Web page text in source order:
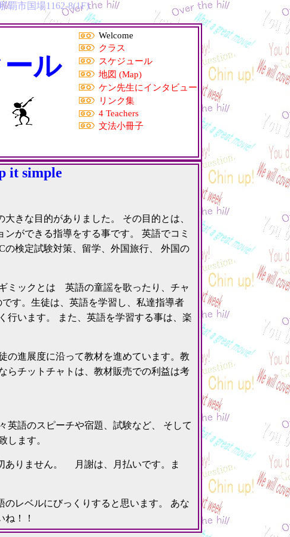
覇市国場1162-8(1F)
Welcome
クラス
スケジュール
地図 (Map)
ケン先生にインタビュー
リンク集
4 Teachers
文法小冊子
ル
it simple
きな目的がありました。 その目的とは、
ンができる指導をする事です。 英語でコミ
検定試験対策、留学、外国旅行、 外国の
ミックとは 英語の童謡を歌ったり、チャ
す。生徒は、英語を学習し、私達指導者
行います。 また、英語を学習する事は、楽
の進展度に沿って教材を進めています。教
らチットチャトは、教材販売での利益は考
英語のスピーチや宿題、試験など、 そして
します。
ありません。 月謝は、月払いです。ま
レベルにびっくりすると思います。 あな
！！